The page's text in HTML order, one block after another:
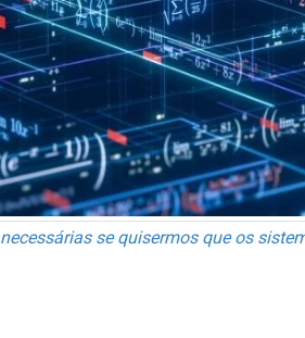
se quisermos que os